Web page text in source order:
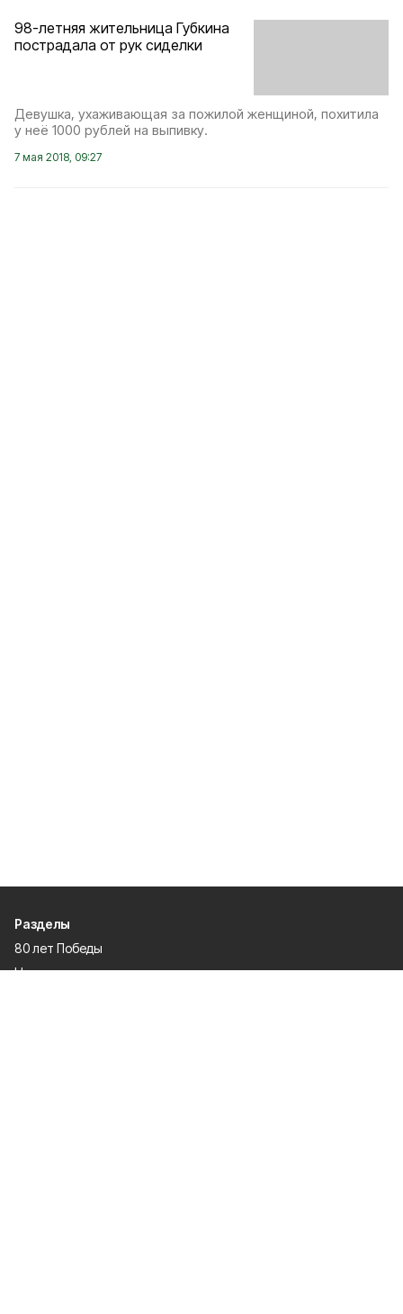
98-летняя жительница Губкина
пострадала от рук сиделки
Девушка, ухаживающая за пожилой женщиной, похитила
у неё 1000 рублей на выпивку.
7 мая 2018, 09:27
Разделы
80 лет Победы
Новости